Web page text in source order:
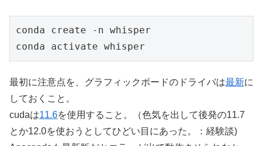
conda create -n whisper
conda activate whisper
最初に注意点を、グラフィックボードのドライバは最新に
しておくこと。
cudaは11.6を使用すること。（色気を出して後発の11.7
とか12.0を使おうとしてひどい目にあった。：経験談)